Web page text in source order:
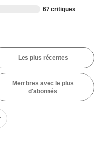
67 critiques
Les plus récentes
Membres avec le plus
d'abonnés